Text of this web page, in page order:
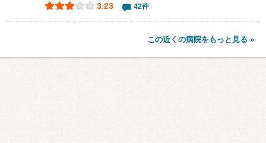
3.23 42件
この近くの病院をもっと見る »